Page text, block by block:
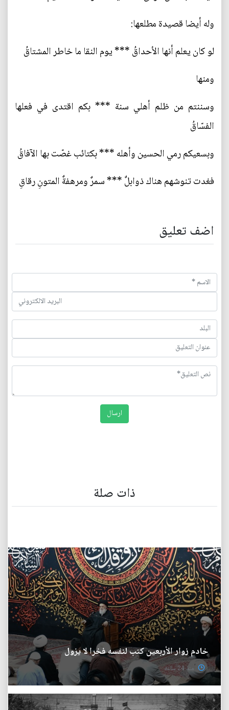
وله أيضا قصيدة مطلعها:
لو كان يعلم أنها الأحداقُ *** يوم النقا ما خاطر المشتاقُ
ومنها
وسننتم من ظلم أهلي سنة *** بكم اقتدى في فعلها
الفسّاقُ
وبسعيكم رمي الحسين وأهله *** بكتائب غصّت بها الآفاقُ
فغدت تنوشهم هناك ذوابلٌ *** سمرٌ ومرهفةٌ المتونِ رقاقِ
اضف تعليق
ذات صلة
خادم زوار الأربعين كتب لنفسه فخرا لا يزول
منذ 24 ساعة